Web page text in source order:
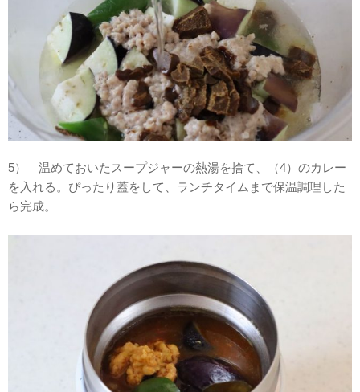
5） 温めておいたスープジャーの熱湯を捨て、（4）のカレー
を入れる。ぴったり蓋をして、ランチタイムまで保温調理した
ら完成。